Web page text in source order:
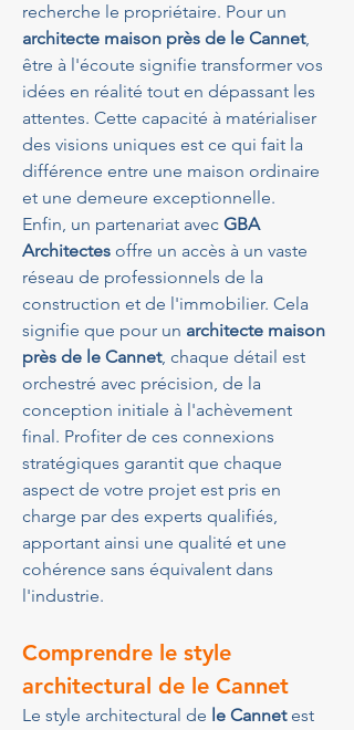
recherche le propriétaire. Pour un
architecte maison près de le Cannet,
être à l'écoute signifie transformer vos
idées en réalité tout en dépassant les
attentes. Cette capacité à matérialiser
des visions uniques est ce qui fait la
différence entre une maison ordinaire
et une demeure exceptionnelle.
Enfin, un partenariat avec GBA
Architectes offre un accès à un vaste
réseau de professionnels de la
construction et de l'immobilier. Cela
signifie que pour un architecte maison
près de le Cannet, chaque détail est
orchestré avec précision, de la
conception initiale à l'achèvement
final. Profiter de ces connexions
stratégiques garantit que chaque
aspect de votre projet est pris en
charge par des experts qualifiés,
apportant ainsi une qualité et une
cohérence sans équivalent dans
l'industrie.
Comprendre le style
architectural de le Cannet
Le style architectural de le Cannet est